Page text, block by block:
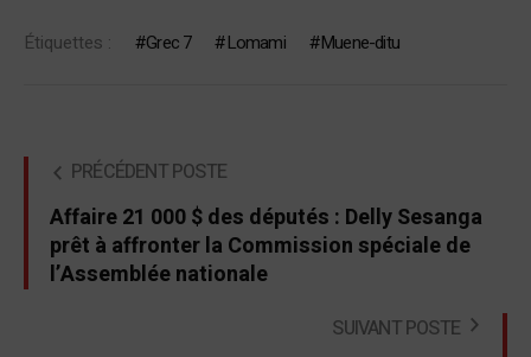
Étiquettes : Grec 7 Lomami Muene-ditu
PRÉCÉDENT POSTE
Affaire 21 000 $ des députés : Delly Sesanga
prêt à affronter la Commission spéciale de
l’Assemblée nationale
SUIVANT POSTE